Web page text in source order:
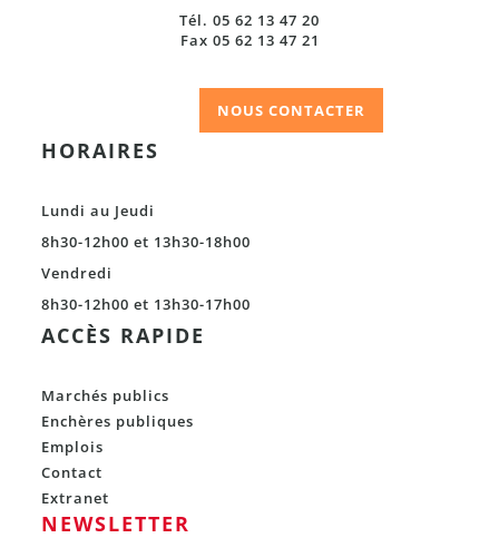
Tél. 05 62 13 47 20
Fax 05 62 13 47 21
NOUS CONTACTER
HORAIRES
Lundi au Jeudi
8h30-12h00 et 13h30-18h00
Vendredi
8h30-12h00 et 13h30-17h00
ACCÈS RAPIDE
Marchés publics
Enchères publiques
Emplois
Contact
Extranet
NEWSLETTER